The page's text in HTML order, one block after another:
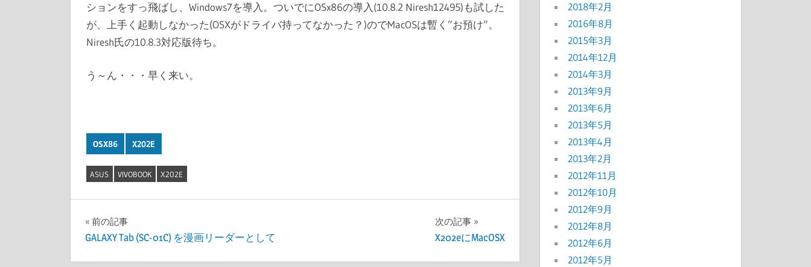
ションをすっ飛ばし、Windows7を導入。ついでにOSx86の導入(10.8.2 Niresh12495)も試した
が、上手く起動しなかった(OSXがドライバ持ってなかった？)のでMacOSは暫く”お預け”。
Niresh氏の10.8.3対応版待ち。
う～ん・・・早く来い。
OSX86 X202E
ASUS VIVOBOOK X202E
投
稿
前の記事
GALAXY Tab (SC-01C) を漫画リーダーとして
次の記事
X202eにMacOSX
2018年2月
2016年8月
2015年3月
2014年12月
2014年3月
2013年9月
2013年6月
2013年5月
2013年4月
2013年2月
2012年11月
2012年10月
2012年9月
2012年8月
2012年6月
2012年5月